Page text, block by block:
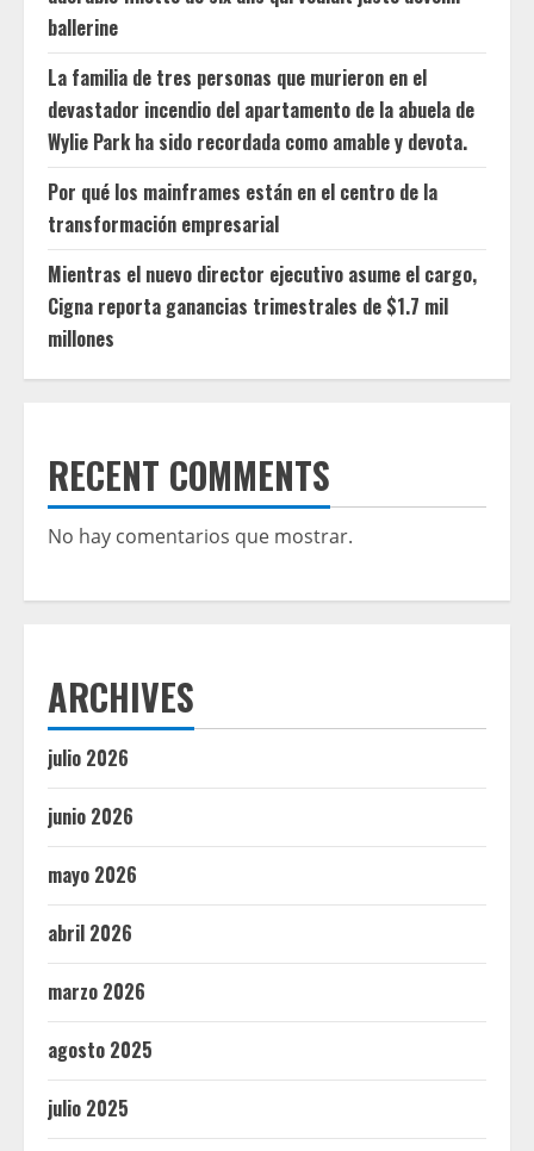
ballerine
La familia de tres personas que murieron en el
devastador incendio del apartamento de la abuela de
Wylie Park ha sido recordada como amable y devota.
Por qué los mainframes están en el centro de la
transformación empresarial
Mientras el nuevo director ejecutivo asume el cargo,
Cigna reporta ganancias trimestrales de $1.7 mil
millones
RECENT COMMENTS
No hay comentarios que mostrar.
ARCHIVES
julio 2026
junio 2026
mayo 2026
abril 2026
marzo 2026
agosto 2025
julio 2025